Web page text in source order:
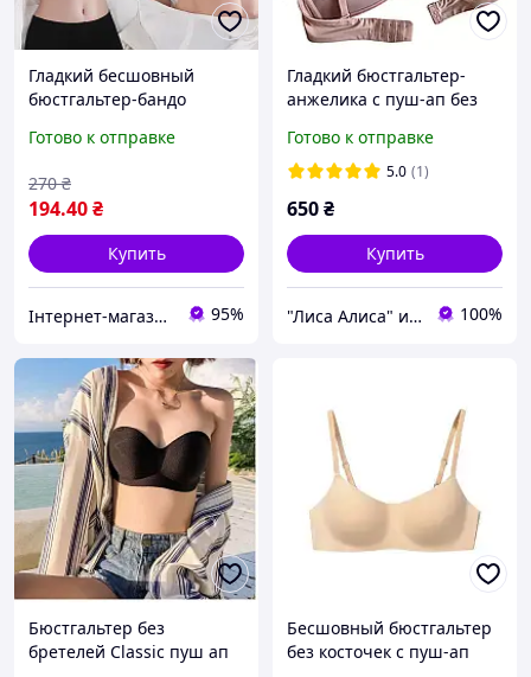
Гладкий бесшовный
бюстгальтер-бандо
70АВ-75АВ
Готово к отправке
194.40₴
270 ₴
Купить
Інтернет-магазин товарів для дому "The Rechi" 95%
Гладкий бюстгальтер-
анжелика с пуш-ап без
Чашка B C
Готово к отправке
5.0 (1)
650₴
Купить
"Лиса Алиса" интернет-магазин нижнего белья для всей семьи и детской одежды 100%
Бюстгальтер без
бретелей Classic пуш ап
Бесшовный бюстгальтер
без косточек с пуш-ап